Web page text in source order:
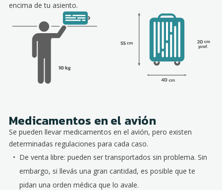
encima de tu asiento.
Medicamentos en el avión
Se pueden llevar medicamentos en el avión, pero existen
determinadas regulaciones para cada caso.
De venta libre: pueden ser transportados sin problema. Sin
embargo, si llevás una gran cantidad, es posible que te
pidan una orden médica que lo avale.